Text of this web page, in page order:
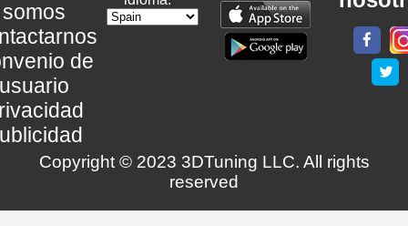
somos
de
Copyright © 2023 3DTuning LLC. All rights
reserved